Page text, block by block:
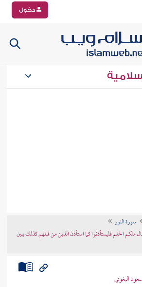
دخول
سورة النور
منكم الحلم فليستأذنوا كما استأذن الذين من قبلهم كذلك يبين
البغوي